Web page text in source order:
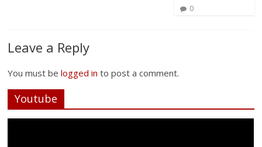
0
Leave a Reply
You must belogged in to post a comment.
Youtube